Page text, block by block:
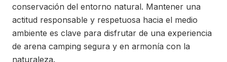
conservación del entorno natural. Mantener una
actitud responsable y respetuosa hacia el medio
ambiente es clave para disfrutar de una experiencia
de arena camping segura y en armonía con la
naturaleza.